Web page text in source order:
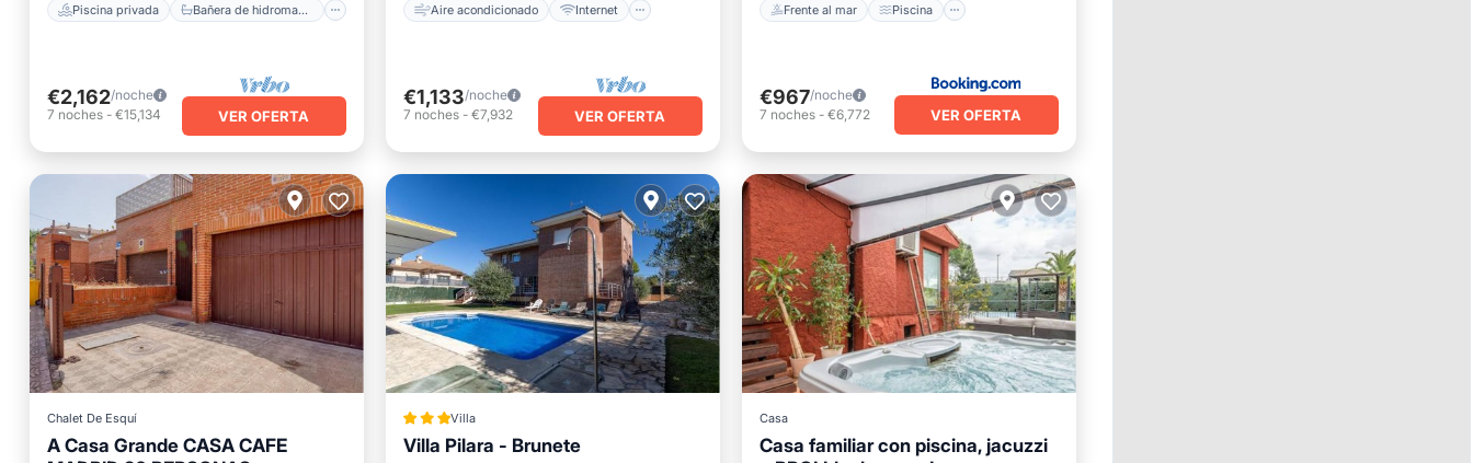
Piscina privada Bañera de hidromasaje
€2,162/noche
7 noches - €15,134 VER OFERTA
Aire acondicionado Internet
€1,133/noche
7 noches- €7,932 VER OFERTA
Frente al mar Piscina
€967/noche
7 noches- €6,772 VER OFERTA
Chalet De Esquí
A Casa Grande CASA CAFE
Villa
Villa Pilara - Brunete
Casa
Casa familiar con piscina, jacuzzi